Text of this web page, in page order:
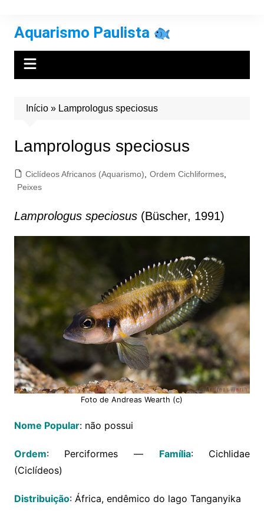
conteúdo
Aquarismo Paulista
Início» Lamprologus speciosus
Lamprologus speciosus
Ciclídeos Africanos (Aquarismo) Ordem Cichliformes,
Peixes
Lamprologus speciosus(Büscher, 1991)
Foto de Andreas Wearth (c)
Nome Popular: não possui
Ordem: Perciformes — Família: Cichlidae
(Ciclídeos)
Distribuição: África, endêmico do lago Tanganyika